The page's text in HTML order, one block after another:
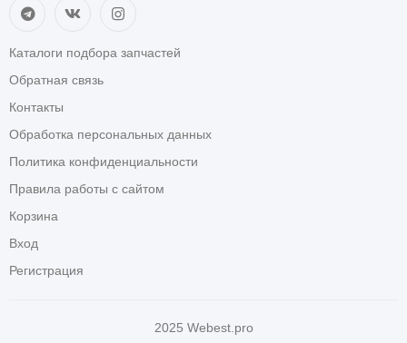
Каталоги подбора запчастей
Обратная связь
Контакты
Обработка персональных данных
Политика конфиденциальности
Правила работы с сайтом
Корзина
Вход
Регистрация
2025 Webest.pro